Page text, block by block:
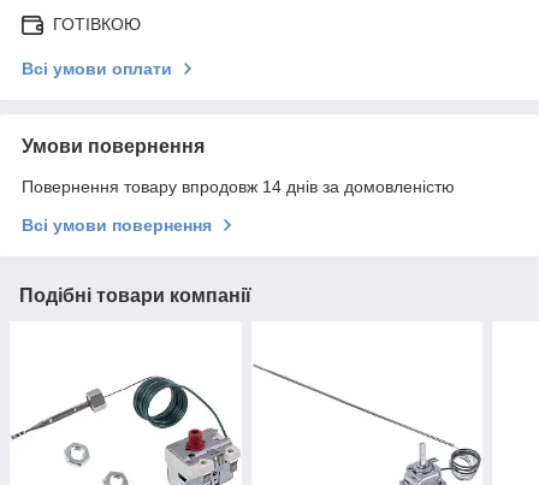
ГОТІВКОЮ
Всі умови оплати
Умови повернення
Повернення товару впродовж 14 днів за домовленістю
Всі умови повернення
Подібні товари компанії